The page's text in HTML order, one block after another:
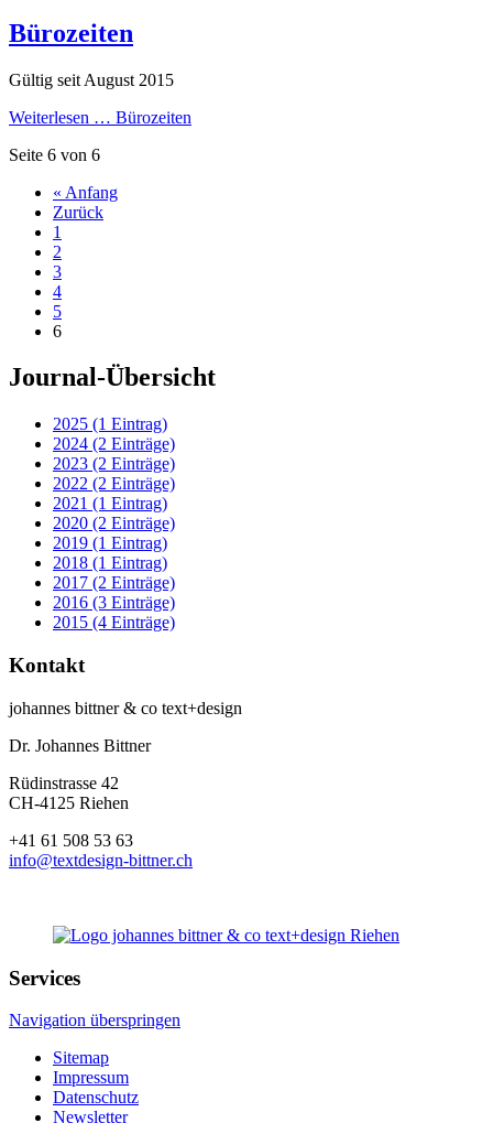
Bürozeiten
Gültig seit August 2015
Weiterlesen … Bürozeiten
Seite 6 von 6
« Anfang
Zurück
1
2
3
4
5
6
Journal-Übersicht
2025 (1 Eintrag)
2024 (2 Einträge)
2023 (2 Einträge)
2022 (2 Einträge)
2021 (1 Eintrag)
2020 (2 Einträge)
2019 (1 Eintrag)
2018 (1 Eintrag)
2017 (2 Einträge)
2016 (3 Einträge)
2015 (4 Einträge)
Kontakt
johannes bittner & co text+design
Dr. Johannes Bittner
Rüdinstrasse 42
CH-4125 Riehen
+41 61 508 53 63
info@textdesign-bittner.ch
Services
Navigation überspringen
Sitemap
Impressum
Datenschutz
Newsletter